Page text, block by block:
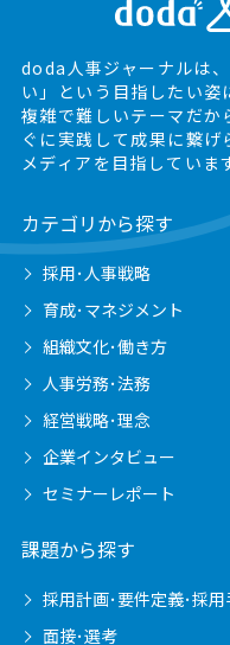
doda人事ジャーナルは
い」という目指したい
複雑で難しいテーマだか
ぐに実践して成果に繋げ
メディアを目指していま
カテゴリから探す
採用･人事戦略
育成･マネジメント
組織文化･働き方
人事労務･法務
経営戦略･理念
企業インタビュー
セミナーレポート
課題から探す
採用計画･要件定義･採用
面接･選考